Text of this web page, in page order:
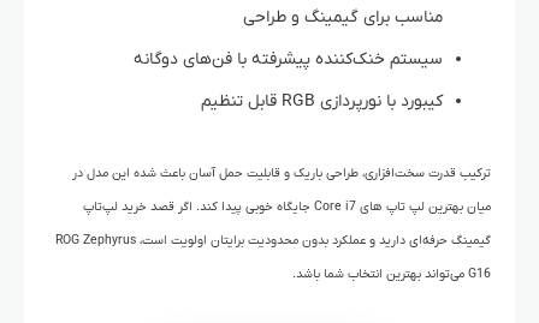
مناسب برای گیمینگ و طراحی
سیستم خنک‌کننده پیشرفته با فن‌های دوگانه
کیبورد با نورپردازی RGB قابل تنظیم
ترکیب قدرت سخت‌افزاری، طراحی باریک و قابلیت حمل آسان باعث شده این مدل در
میان بهترین لپ‌ تاپ‌ های Core i7 جایگاه خوبی پیدا کند. اگر قصد خرید لپ‌تاپ
گیمینگ حرفه‌ای دارید و عملکرد بدون محدودیت برایتان اولویت است، ROG Zephyrus
G16 می‌تواند بهترین انتخاب شما باشد.